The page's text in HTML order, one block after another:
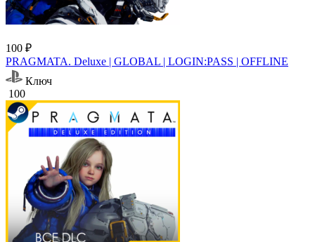
100 ₽
PRAGMATA. Deluxe | GLOBAL | LOGIN:PASS | OFFLINE
Ключ
100